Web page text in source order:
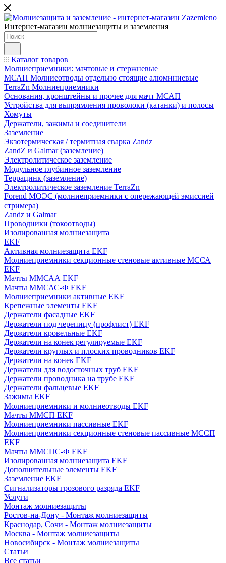
Интернет-магазин молниезащиты и заземления
Каталог товаров
Молниеприемники: мачтовые и стержневые
МСАП Молниеотводы отдельно стоящие алюминиевые
TerraZn Молниеприемники
Основания, кронштейны и прочее для мачт МСАП
Устройства для выпрямления проволоки (катанки) и полосы
Хомуты
Держатели, зажимы и соединители
Заземление
Экзотермическая / термитная сварка Zandz
ZandZ и Galmar (заземление)
Электролитическое заземление
Модульное глубинное заземление
Террацинк (заземление)
Электролитическое заземление TerraZn
Forend МОЭС (молниеприемники с опережающей эмиссией
стримера)
Zandz и Galmar
Проводники (токоотводы)
Изолированная молниезащита
EKF
Активная молниезащита EKF
Молниеприемники секционные стеновые активные МССА
EKF
Мачты ММСАА EKF
Мачты ММСАС-Ф EKF
Молниеприемники активные EKF
Крепежные элементы EKF
Держатели фасадные EKF
Держатели под черепицу (профлист) EKF
Держатели кровельные EKF
Держатели на конек регулируемые EKF
Держатели круглых и плоских проводников EKF
Держатели на конек EKF
Держатели для водосточных труб EKF
Держатели проводника на трубе EKF
Держатели фальцевые EKF
Зажимы EKF
Молниеприемники и молниеотводы EKF
Мачты ММСП EKF
Молниеприемники пассивные EKF
Молниеприемники секционные стеновые пассивные МССП
EKF
Мачты ММСПС-Ф EKF
Изолированная молниезащита EKF
Дополнительные элементы EKF
Заземление EKF
Сигнализаторы грозового разряда EKF
Услуги
Монтаж молниезащиты
Ростов-на-Дону - Монтаж молниезащиты
Краснодар, Сочи - Монтаж молниезащиты
Москва - Монтаж молниезащиты
Новосибирск - Монтаж молниезащиты
Статьи
Все статьи